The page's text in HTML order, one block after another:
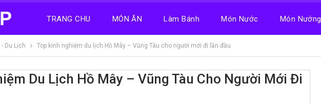
TRANG CHU MÓN ĂN Làm Bánh Món Nước Món Nướng
Du Lịch Top kinh nghiệm du lịch Hồ Mây – Vũng Tàu cho người mới đi lần đầu
Du Lịch Hồ Mây – Vũng Tàu Cho Người Mới Đi